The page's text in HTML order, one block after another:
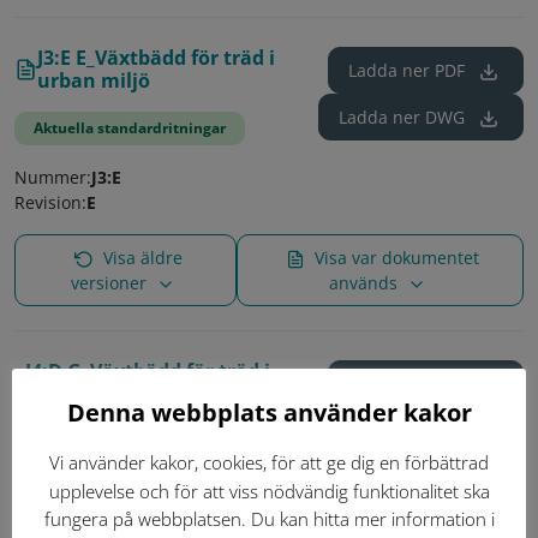
J3:E E_Växtbädd för träd i
urban miljö
Aktuella standardritningar
Ladda ner PDF
Ladda ner DWG
Nummer:J3:E
Revision:E
Visa äldre
versioner
Visa var dokumentet
används
J4:D G_Växtbädd för träd i
dränering vid nyanläggning
Aktuella standardritningar
Nummer:J4:D
Denna webbplats använder kakor
Vi använder kakor, cookies, för att ge dig en förbättrad
upplevelse och för att viss nödvändig funktionalitet ska
fungera på webbplatsen. Du kan hitta mer information i